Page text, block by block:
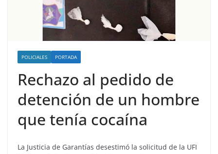
POLICIALES PORTADA
Rechazo al pedido de
detención de un hombre
que tenía cocaína
La Justicia de Garantías desestimó la solicitud de la UFI